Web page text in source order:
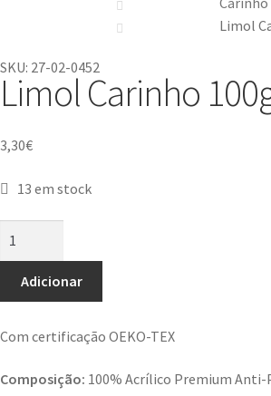
Limol
SKU: 27-02-0452
Limol Carinho
3,30€
13 em stock
Adicionar
Com certificação OEKO-TEX
Composição: 100% Acrílico Premium